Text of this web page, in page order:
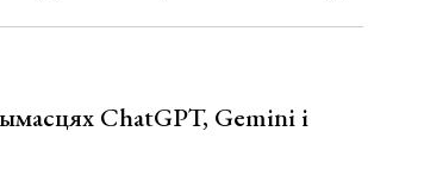
ChatGPT, Gemini і